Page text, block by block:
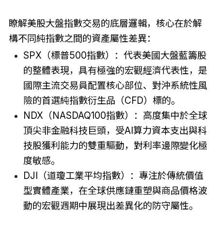
瞭解美股大盤指數交易的底層邏輯，核心在於解
構不同純指數之間的資產屬性差異：
SPX（標普500指數）：代表美國大盤藍籌股
的整體表現，具有極強的宏觀經濟代表性，是
國際主流交易員配置核心部位、對沖系統性風
險的首選純指數衍生品（CFD）標的。
NDX（NASDAQ100指數）：高度集中於全球
頂尖非金融科技巨頭，受AI算力資本支出與科
技股獲利能力的雙重驅動，對利率邊際變化極
度敏感。
DJI（道瓊工業平均指數）：專注於傳統價值
型實體產業，在全球供應鏈重塑與商品價格波
動的宏觀週期中展現出差異化的防守屬性。